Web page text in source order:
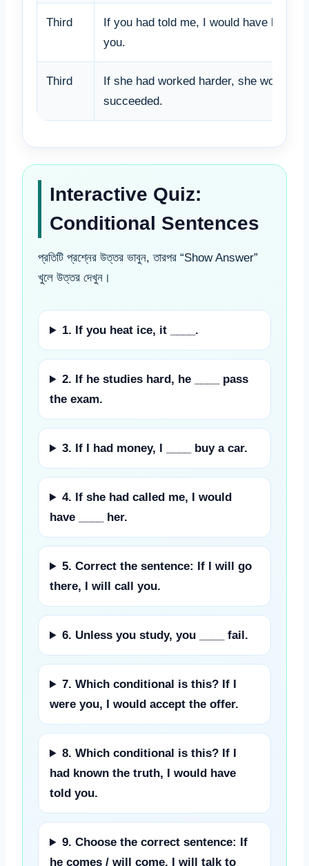
Third
If you had told me, I would have helped
you.
Third
If she had worked harder, she would
succeeded.
Interactive Quiz:
Conditional Sentences
প্রতিটি প্রশ্নের উত্তর ভাবুন, তারপর “Show Answer”
খুলে উত্তর দেখুন।
1. If you heat ice, it ____.
2. If he studies hard, he ____ pass
the exam.
3. If I had money, I ____ buy a car.
4. If she had called me, I would
have ____ her.
5. Correct the sentence: If I will go
there, I will call you.
6. Unless you study, you ____ fail.
7. Which conditional is this? If I
were you, I would accept the offer.
8. Which conditional is this? If I
had known the truth, I would have
told you.
9. Choose the correct sentence: If
he comes / will come, I will talk to